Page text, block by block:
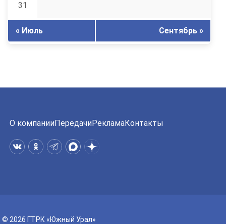
31
« Июль Сентябрь »
О компанииПередачиРекламаКонтакты
© 2026 ГТРК «Южный Урал»